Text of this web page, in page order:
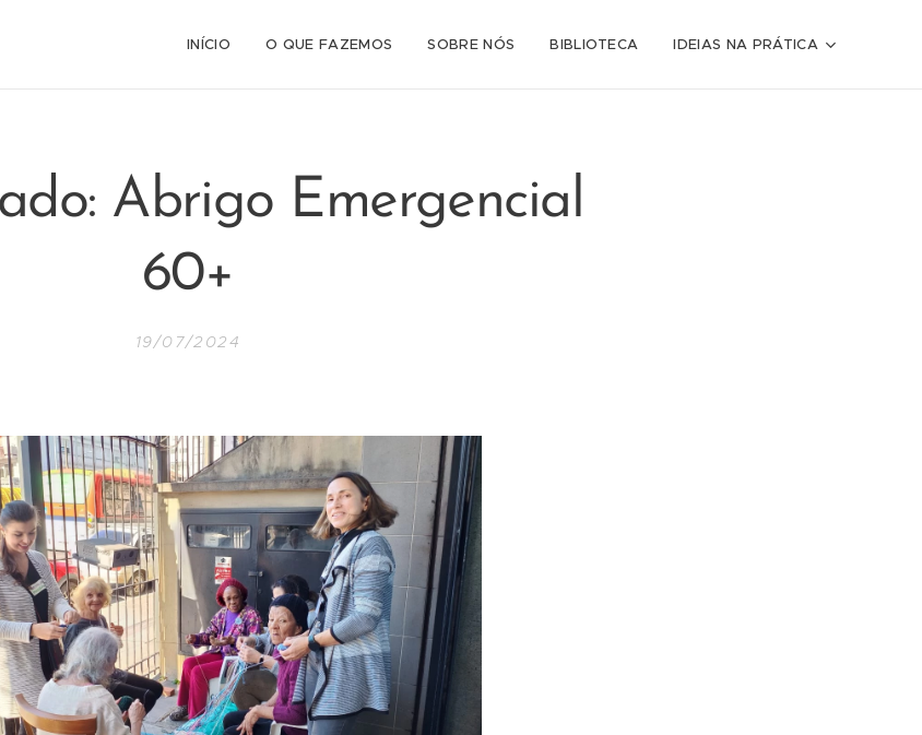
INÍCIO O QUE FAZEMOS SOBRE NÓS BIBLIOTECA IDEIAS NA PRÁTICA
Abrigo Emergencial
60+
19/07/2024